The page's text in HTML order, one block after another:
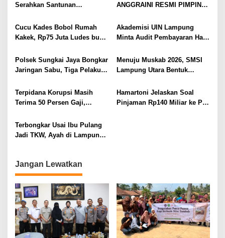
Serahkan Santunan
Korban Kebakaran
ANGGRAINI RESMI PIMPIN
BAWA KOMITMEN PERKUAT
KAMTIBMAS DAN
Cucu Kades Bobol Rumah
Kakek, Rp75 Juta Ludes buat
Ditembak Polisi
Akademisi UIN Lampung
Minta Audit Pembayaran Hak
Kepastian Hukum Tak Boleh
Berlarut
Polsek Sungkai Jaya Bongkar
Jaringan Sabu, Tiga Pelaku
Menuju Muskab 2026, SMSI
Lampung Utara Bentuk
Kepengurusan
Terpidana Korupsi Masih
Terima 50 Persen Gaji,
Tunggu Keputusan BKN
Hamartoni Jelaskan Soal
Pinjaman Rp140 Miliar ke PT
Terbongkar Usai Ibu Pulang
Jadi TKW, Ayah di Lampung
Tahun, Nyaris Diamuk Massa
Jangan Lewatkan